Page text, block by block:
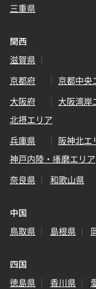
三重県
関西
滋賀県
京都府
京都中央
大阪府
大阪湾岸
北摂エリア
兵庫県
阪神北エ
神戸内陸・播磨エリア
奈良県
和歌山県
中国
鳥取県
島根県
四国
徳島県
香川県